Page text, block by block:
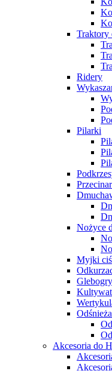
Traktory
Ridery
Pilarki
Nożyce
Myjki
Akcesoria do